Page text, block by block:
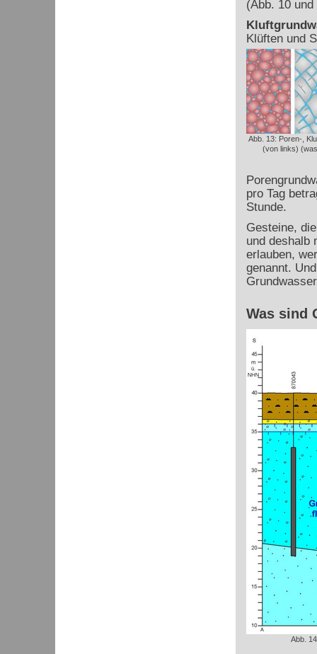
(Abb. 10 und
Klüften und
Abb. 13: Poren-,
(von links)
pro Tag
Stunde.
Gesteine,
und deshalb
erlauben,
genannt.
Was sind
Abb.